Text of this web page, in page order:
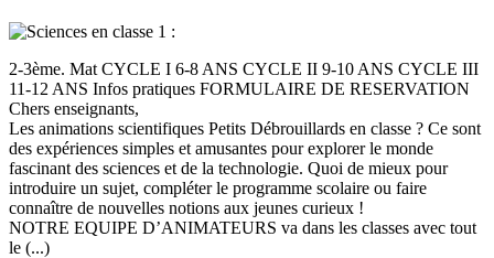
2-3ème. Mat CYCLE I 6-8 ANS CYCLE II 9-10 ANS CYCLE III
11-12 ANS Infos pratiques FORMULAIRE DE RESERVATION
Chers enseignants,
Les animations scientifiques Petits Débrouillards en classe ? Ce sont
des expériences simples et amusantes pour explorer le monde
fascinant des sciences et de la technologie. Quoi de mieux pour
introduire un sujet, compléter le programme scolaire ou faire
connaître de nouvelles notions aux jeunes curieux !
NOTRE EQUIPE D’ANIMATEURS va dans les classes avec tout
le (...)